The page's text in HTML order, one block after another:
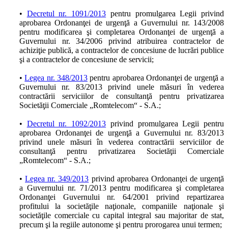
• Decretul nr. 1091/2013 pentru promulgarea Legii privind
aprobarea Ordonanţei de urgenţă a Guvernului nr. 143/2008
pentru modificarea şi completarea Ordonanţei de urgenţă a
Guvernului nr. 34/2006 privind atribuirea contractelor de
achiziţie publică, a contractelor de concesiune de lucrări publice
şi a contractelor de concesiune de servicii;
•Legea nr. 348/2013 pentru aprobarea Ordonanţei de urgenţă a
Guvernului nr. 83/2013 privind unele măsuri în vederea
contractării serviciilor de consultanţă pentru privatizarea
Societăţii Comerciale „Romtelecom“ - S.A.;
• Decretul nr. 1092/2013 privind promulgarea Legii pentru
aprobarea Ordonanţei de urgenţă a Guvernului nr. 83/2013
privind unele măsuri în vederea contractării serviciilor de
consultanţă pentru privatizarea Societăţii Comerciale
„Romtelecom“ - S.A.;
•Legea nr. 349/2013 privind aprobarea Ordonanţei de urgenţă
a Guvernului nr. 71/2013 pentru modificarea şi completarea
Ordonanţei Guvernului nr. 64/2001 privind repartizarea
profitului la societăţile naţionale, companiile naţionale şi
societăţile comerciale cu capital integral sau majoritar de stat,
precum şi la regiile autonome şi pentru prorogarea unui termen;